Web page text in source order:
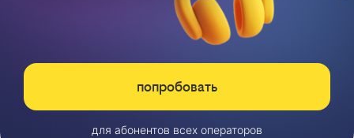
попробовать
для абонентов всех операторов